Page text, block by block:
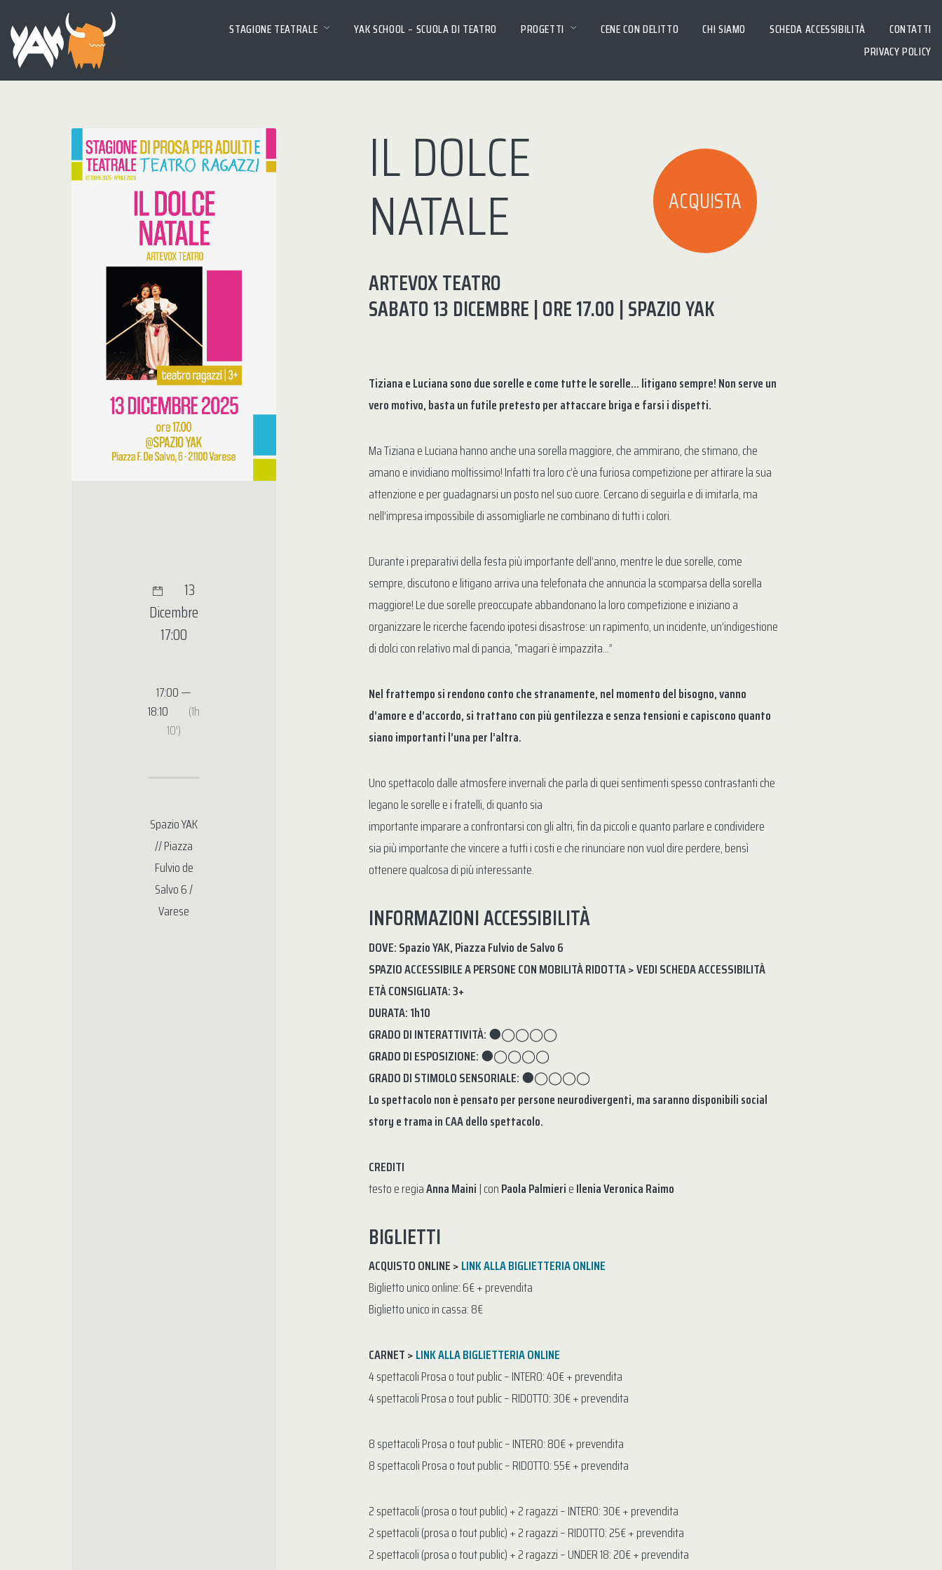
STAGIONE TEATRALE YAK SCHOOL – SCUOLA DI TEATRO PROGETTI CENE CON DELITTO CHI SIAMO SCHEDA ACCESSIBILITÀ
CONTATTI
PRIVACY POLICY
ACQUISTA
IL DOLCE
NATALE
ARTEVOX TEATRO
SABATO 13 DICEMBRE | ORE 17.00 | SPAZIO YAK
Tiziana e Luciana sono due sorelle e come tutte le sorelle… litigano sempre! Non serve un
vero motivo, basta un futile pretesto per attaccare briga e farsi i dispetti.
Ma Tiziana e Luciana hanno anche una sorella maggiore, che ammirano, che stimano, che
amano e invidiano moltissimo! Infatti tra loro c’è una furiosa competizione per attirare la sua
attenzione e per guadagnarsi un posto nel suo cuore. Cercano di seguirla e di imitarla, ma
nell’impresa impossibile di assomigliarle ne combinano di tutti i colori.
Durante i preparativi della festa più importante dell’anno, mentre le due sorelle, come
sempre, discutono e litigano arriva una telefonata che annuncia la scomparsa della sorella
maggiore! Le due sorelle preoccupate abbandonano la loro competizione e iniziano a
organizzare le ricerche facendo ipotesi disastrose: un rapimento, un incidente, un’indigestione
di dolci con relativo mal di pancia, “magari è impazzita…”
Nel frattempo si rendono conto che stranamente, nel momento del bisogno, vanno
d’amore e d’accordo, si trattano con più gentilezza e senza tensioni e capiscono quanto
siano importanti l’una per l’altra.
Uno spettacolo dalle atmosfere invernali che parla di quei sentimenti spesso contrastanti che
legano le sorelle e i fratelli, di quanto sia
importante imparare a confrontarsi con gli altri, fin da piccoli e quanto parlare e condividere
sia più importante che vincere a tutti i costi e che rinunciare non vuol dire perdere, bensì
ottenere qualcosa di più interessante.
INFORMAZIONI ACCESSIBILITÀ
DOVE: Spazio YAK, Piazza Fulvio de Salvo 6
SPAZIO ACCESSIBILE A PERSONE CON MOBILITÀ RIDOTTA > VEDI SCHEDA ACCESSIBILITÀ
ETÀ CONSIGLIATA: 3+
DURATA: 1h10
GRADO DI INTERATTIVITÀ:⚫◯◯◯◯
GRADO DI ESPOSIZIONE:⚫◯◯◯◯
GRADO DI STIMOLO SENSORIALE:⚫◯◯◯◯
Lo spettacolo non è pensato per persone neurodivergenti, ma saranno disponibili social
story e trama in CAA dello spettacolo.
CREDITI
testo e regiaAnna Maini | conPaola PalmierieIlenia Veronica Raimo
BIGLIETTI
ACQUISTO ONLINE >LINK ALLA BIGLIETTERIA ONLINE
Biglietto unico online: 6€ + prevendita
Biglietto unico in cassa: 8€
CARNET >LINK ALLA BIGLIETTERIA ONLINE
4 spettacoli Prosa o tout public – INTERO: 40€ + prevendita
4 spettacoli Prosa o tout public – RIDOTTO: 30€ + prevendita
8 spettacoli Prosa o tout public – INTERO: 80€ + prevendita
8 spettacoli Prosa o tout public – RIDOTTO: 55€ + prevendita
2 spettacoli (prosa o tout public) + 2 ragazzi – INTERO: 30€ + prevendita
2 spettacoli (prosa o tout public) + 2 ragazzi – RIDOTTO: 25€ + prevendita
2 spettacoli (prosa o tout public) + 2 ragazzi – UNDER 18: 20€ + prevendita
13
Dicembre
17:00
17:00 —
18:10
(1h
10′)
Spazio YAK
// Piazza
Fulvio de
Salvo 6 /
Varese